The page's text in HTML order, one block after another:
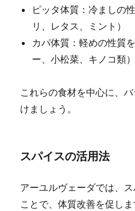
ピッタ体質：冷ましの
リ、レタス、ミント）
カパ体質：軽めの性質
ー、小松菜、キノコ類）
これらの食材を中心に、
けましょう。
スパイスの活用法
アーユルヴェーダでは、
ことで、体質改善を促しま